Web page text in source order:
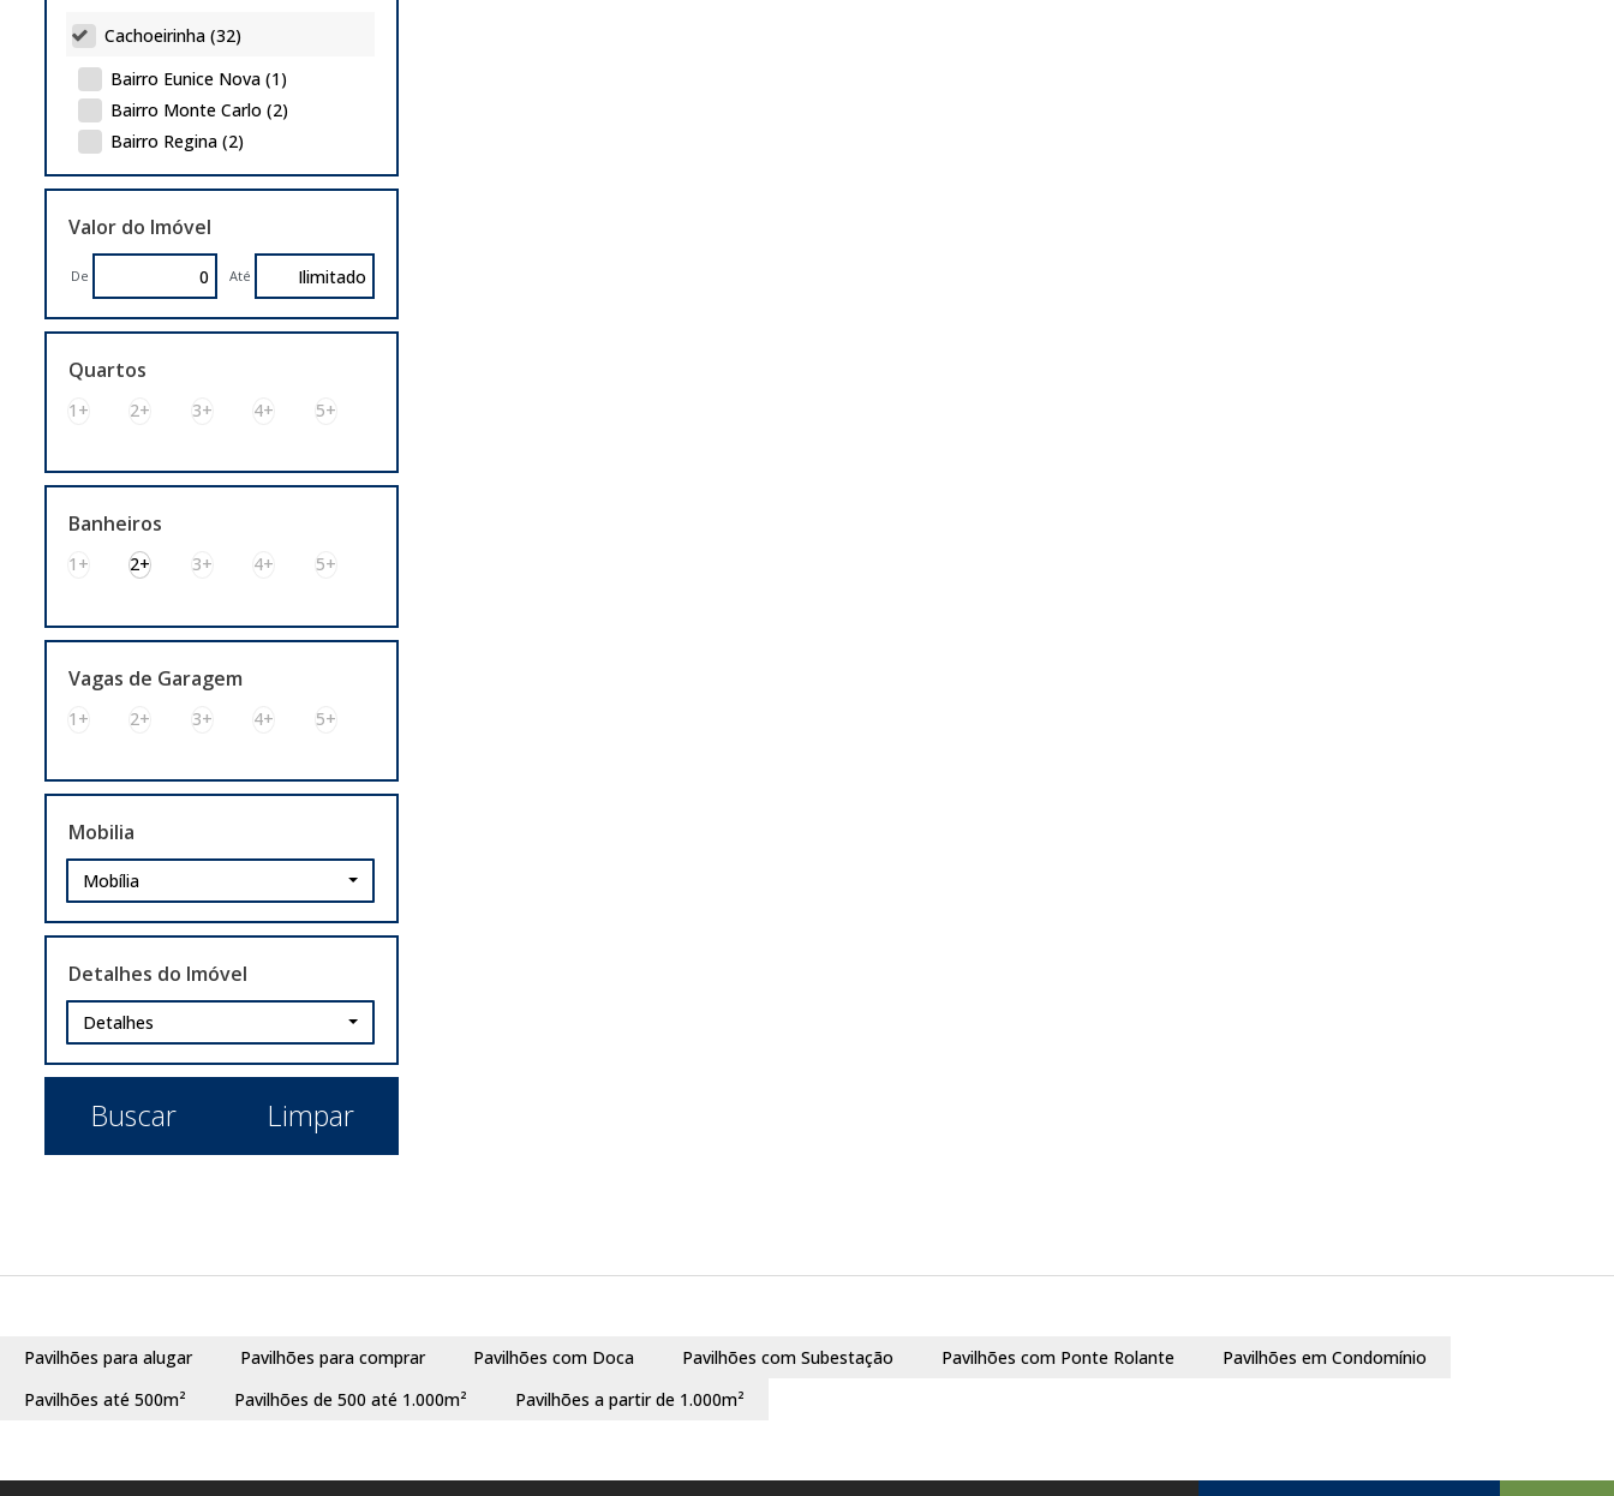
Cachoeirinha (32)
Bairro Eunice Nova (1)
Bairro Monte Carlo (2)
Bairro Regina (2)
Bairro Silveira Martins (1)
Bairro Veranópolis (1)
Bairro Vista Alegre (3)
Bom Princípio (1)
Carlos Antônio Wilkens (1)
Centro (6)
Distrito Industrial (1)
Jardim América (2)
Parque da Matriz (3)
Parque Espírito Santo (1)
Princesa Izabel (1)
Porto Alegre (6)
Centro Histórico (1)
Higienópolis (1)
São Geraldo (1)
São Sebastião (1)
Gravataí (4)
Bom Sucesso (1)
São Jerônimo (1)
Butiá (1)
Centro (1)
Canoas (1)
Olaria (1)
Esteio (1)
Portão (1)
Valor do Imóvel
De Até
Quartos
1+ 2+ 3+ 4+ 5+
Banheiros
1+ 2+ 3+ 4+ 5+
Vagas de Garagem
1+ 2+ 3+ 4+ 5+
Mobilia
Mobília
Detalhes do Imóvel
Detalhes
Buscar Limpar
Pavilhões para alugar Pavilhões para comprar Pavilhões com Doca Pavilhões com Subestação Pavilhões com Ponte Rolante
Pavilhões em Condomínio
Pavilhões até 500m²
Pavilhões de 500 até 1.000m² Pavilhões a partir de 1.000m²